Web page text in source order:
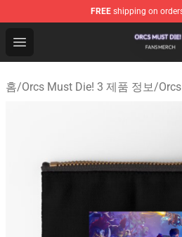
FREE shipping on
Open menu
Orcs Must Die! 3 Shop -
홈/Orcs Must Die! 3 제품 정보/